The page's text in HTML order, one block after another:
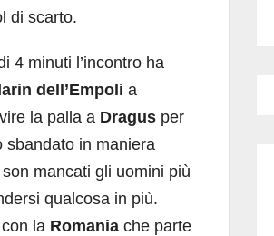
di scarto.
4 minuti l’incontro ha
dell’Empoli a
la palla a Dragus per
sbandato in maniera
son mancati gli uomini più
qualcosa in più.
la Romania che parte